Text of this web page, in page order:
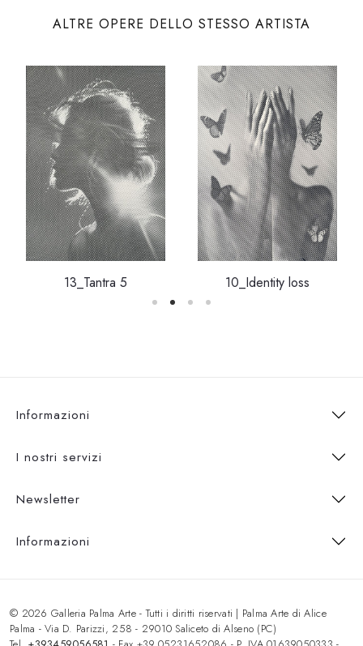
ALTRE OPERE DELLO STESSO ARTISTA
13_Tantra 5 10_Identity loss
Informazioni
I nostri servizi
Newsletter
Informazioni
© 2026 Galleria Palma Arte - Tutti i diritti riservati | Palma Arte di Alice
Palma - Via D. Parizzi, 258 - 29010 Saliceto di Alseno (PC)